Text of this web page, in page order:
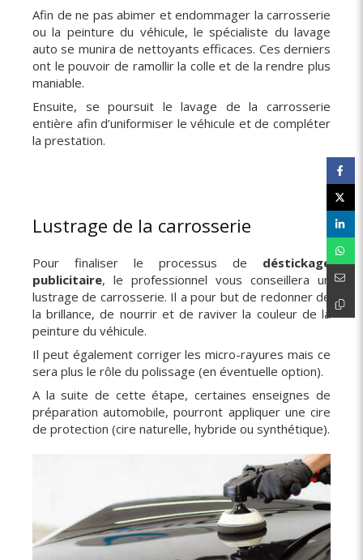
Afin de ne pas abimer et endommager la carrosserie
ou la peinture du véhicule, le spécialiste du lavage
auto se munira de nettoyants efficaces. Ces derniers
ont le pouvoir de ramollir la colle et de la rendre plus
maniable.
Ensuite, se poursuit le lavage de la carrosserie
entière afin d’uniformiser le véhicule et de compléter
la prestation.
Lustrage de la carrosserie
Pour finaliser le processus de déstickage
publicitaire, le professionnel vous conseillera un
lustrage de carrosserie. Il a pour but de redonner de
la brillance, de nourrir et de raviver la couleur de la
peinture du véhicule.
Il peut également corriger les micro-rayures mais ce
sera plus le rôle du polissage (en éventuelle option).
A la suite de cette étape, certaines enseignes de
préparation automobile, pourront appliquer une cire
de protection (cire naturelle, hybride ou synthétique).